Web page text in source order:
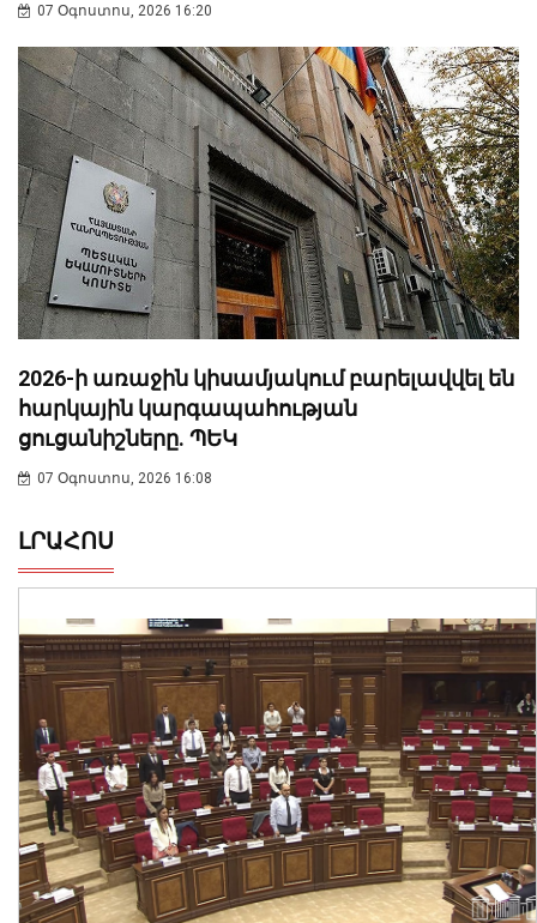
07 Օգոստոս, 2026 16:20
2026-ի առաջին կիսամյակում բարելավվել են
հարկային կարգապահության
ցուցանիշները. ՊԵԿ
07 Օգոստոս, 2026 16:08
ԼՐԱՀՈՍ